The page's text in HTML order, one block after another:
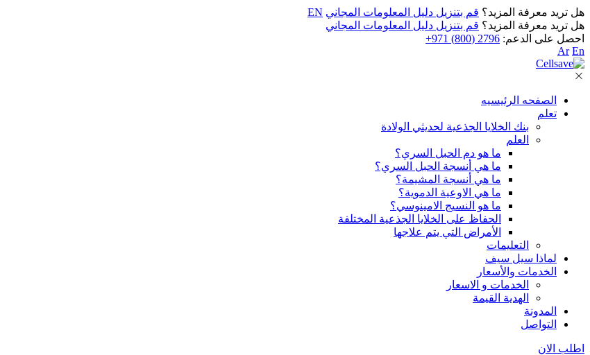
هل تريد معرفة المزيد؟ قم بتنزيل دليل المعلومات المجاني EN
هل تريد معرفة المزيد؟ قم بتنزيل دليل المعلومات المجاني
احصل على الدعم: 2796 (800) 971+
Ar En
الصفحه الرئيسيه
تعلم
بنك الخلايا الجذعية لحديثي الولادة
العلم
ما هو دم الحبل السري؟
ما هي أنسجة الحبل السري؟
ما هي أنسجة المشيمة؟
ما هي الاوعية الدموية؟
ما هو النسيج الامينوسي؟
الحفاظ على الخلايا الجذعية المختلفة
الأمراض التي يتم علاجها
التعليمات
لماذا سيل سيف
الخدمات والأسعار
الخدمات و الاسعار
الهدية القيمة
المدونة
التواصل
اطلب الان